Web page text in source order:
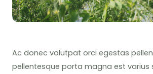
Ac donec volutpat orci egestas
pellentesque porta magna est varius